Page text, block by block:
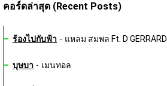
คอร์ดล่าสุด (Recent Posts)
ร้องไปกับฟ้า - แหลม สมพล Ft. D GERRARD
บุษบา - เมนทอล